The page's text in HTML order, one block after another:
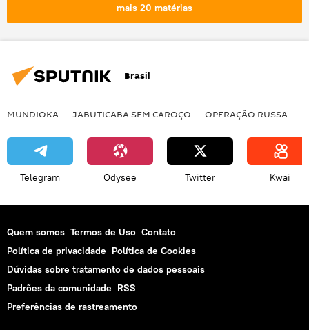
víbora
redes sociais
animal
réptil
gravação
reação
Facebook
Rio de Janeiro
mais 20 matérias
Brasil
MUNDIOKA JABUTICABA SEM CAROÇO OPERAÇÃO RUSSA
Telegram Odysee Twitter Kwai
Quem somos Termos de Uso Contato
Política de privacidade Política de Cookies
Dúvidas sobre tratamento de dados pessoais
Padrões da comunidade RSS
Preferências de rastreamento